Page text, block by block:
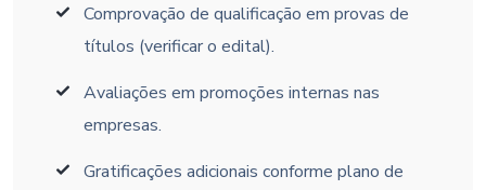
Comprovação de qualificação em provas de
títulos (verificar o edital).
Avaliações em promoções internas nas
empresas.
Gratificações adicionais conforme plano de